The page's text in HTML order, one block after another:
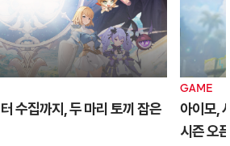
수집까지, 두 마리 토끼 잡은
GAME
아이모,
시즌 오픈